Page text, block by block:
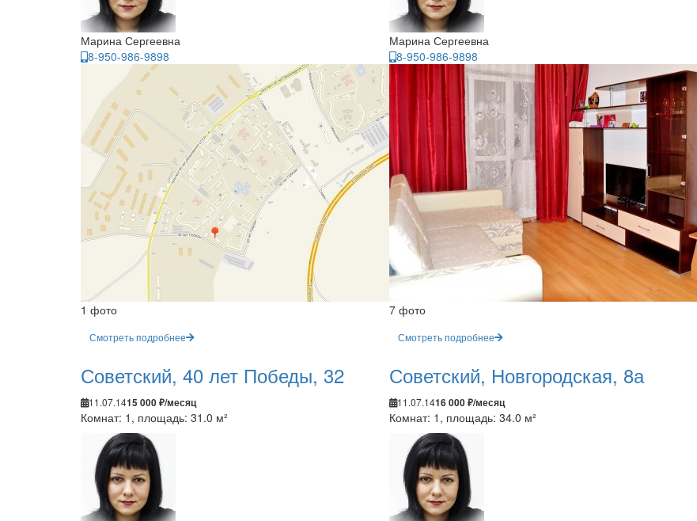
Марина Сергеевна
8-950-986-9898
Марина Сергеевна
8-950-986-9898
1 фото
Смотреть подробнее
Советский, 40 лет Победы, 32
11.07.1415 000 ₽/месяц
Комнат: 1, площадь: 31.0 м²
7 фото
Смотреть подробнее
Советский, Новгородская, 8а
11.07.1416 000 ₽/месяц
Комнат: 1, площадь: 34.0 м²